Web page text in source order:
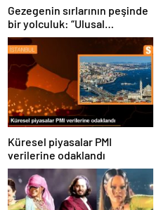
Gezegenin sırlarının peşinde
bir yolculuk: “Ulusal
Antarktika Bilim Seferleri”
Küresel piyasalar PMI
verilerine odaklandı